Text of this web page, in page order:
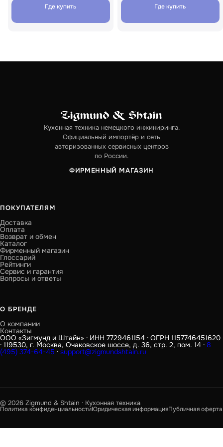
Где купить Где купить
Кухонная техника немецкого инжиниринга.
Официальный импортёр и сеть
авторизованных сервисных центров
по России.
ФИРМЕННЫЙ МАГАЗИН
ПОКУПАТЕЛЯМ
Доставка
Оплата
Возврат и обмен
Каталог
Фирменный магазин
Глоссарий
Рейтинги
Сервис и гарантия
Вопросы и ответы
О БРЕНДЕ
О компании
Контакты
ООО «Зигмунд и Штайн» · ИНН 7729461154 · ОГРН 1157746451620
· 119530, г. Москва, Очаковское шоссе, д. 36, стр. 2, пом. 14 · 8
(495) 374-64-45 · support@zigmundshtain.ru
© 2026 Zigmund & Shtain · Кухонная техника
Политика конфиденциальностиЮридическая информацияПубличная оферта